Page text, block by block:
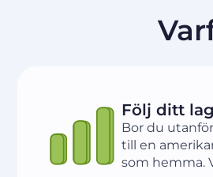
Följ ditt
Bor du
till en
som hemma.